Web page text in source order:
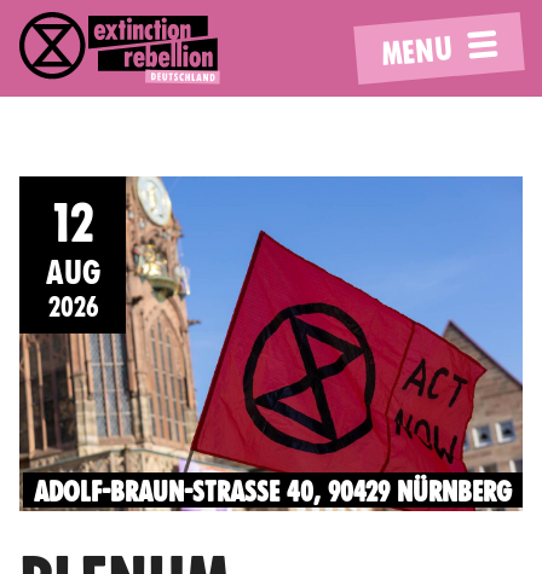
MENU
12
AUG
2026
ADOLF-BRAUN-STRASSE 40, 90429 NÜRNBERG